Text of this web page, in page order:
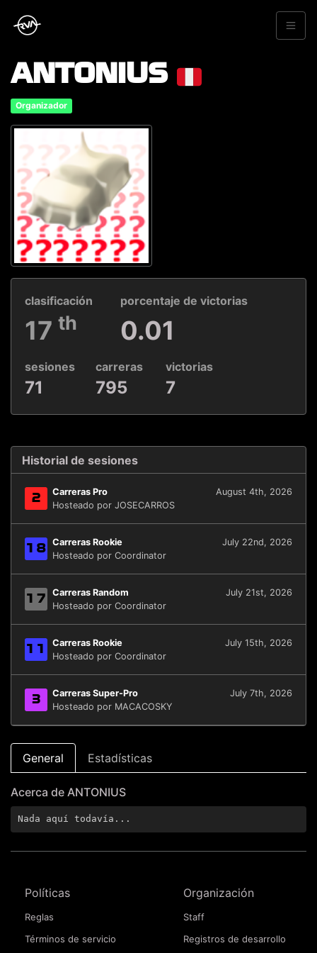
ANTONIUS
Organizador
clasificación
17 th
porcentaje de victorias
0.01
sesiones
71
carreras
795
victorias
7
Historial de sesiones
2 Carreras Pro
August 4th, 2026
Hosteado por JOSECARROS
18 Carreras Rookie
July 22nd, 2026
Hosteado por Coordinator
17 Carreras Random
July 21st, 2026
Hosteado por Coordinator
11 Carreras Rookie
July 15th, 2026
Hosteado por Coordinator
3 Carreras Super-Pro
July 7th, 2026
Hosteado por MACACOSKY
General Estadísticas
Acerca de ANTONIUS
Nada aquí todavía...
Políticas
Reglas
Términos de servicio
Organización
Staff
Registros de desarrollo